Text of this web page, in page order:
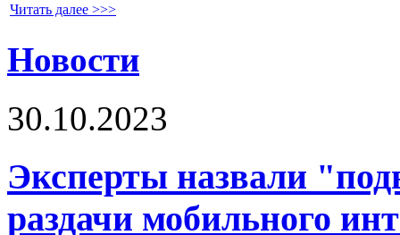
Читать далее >>>
Новости
30.10.2023
Эксперты назвали
раздачи мобильного